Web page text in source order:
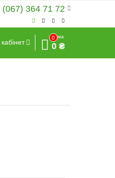
(067) 364 71 72
0
Сума
0 ₴